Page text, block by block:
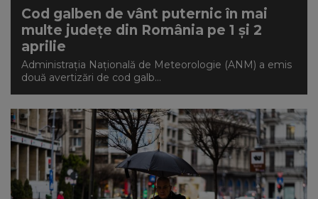
CONTUL MEU
Cod galben de vânt puternic în mai
multe județe din România pe 1 și 2
aprilie
Administrația Națională de Meteorologie (ANM) a emis
două avertizări de cod galb...